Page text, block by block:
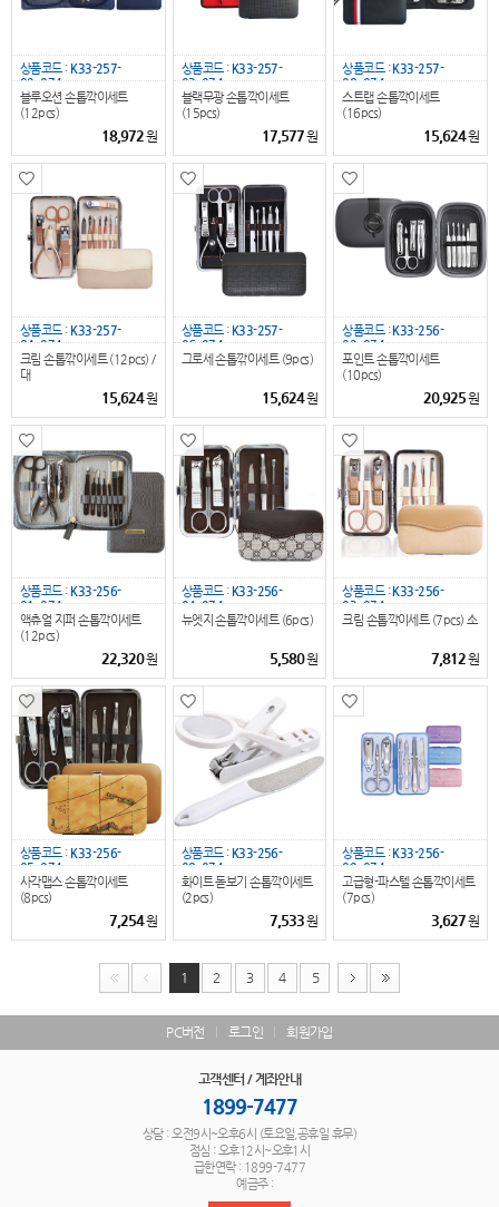
상품코드 :K33-257-
02_074
블루오션 손톱깍이세트
(12pcs)
18,972원
상품코드 :K33-257-
03_074
블랙무광 손톱깍이세트
(15pcs)
17,577원
상품코드 :K33-257-
08_074
스트랩 손톱깍이세트
(16pcs)
15,624원
상품코드 :K33-257-
04_074
크림 손톱깎이세트 (12pcs) /
대
15,624원
상품코드 :K33-257-
06_074
그로세 손톱깎이세트 (9pcs)
15,624원
상품코드 :K33-256-
02_074
포인트 손톱깍이세트
(10pcs)
20,925원
상품코드 : K33-256-
01_074
액츄얼 지퍼 손톱깍이세트
(12pcs)
22,320원
상품코드 : K33-256-
04_074
뉴엣지 손톱깍이세트 (6pcs)
5,580원
상품코드 : K33-256-
03_074
크림 손톱깍이세트 (7pcs) 소
7,812원
상품코드 :K33-256-
05_074
사각맵스 손톱깍이세트
(8pcs)
7,254원
상품코드 :K33-256-
08_074
화이트 돋보기 손톱깍이세트
(2pcs)
7,533원
상품코드 :K33-256-
09_074
고급형-파스텔 손톱깍이세트
(7pcs)
3,627원
1 2 3 4 5
PC버전 로그인 회원가입
고객센터 / 계좌안내
1899-7477
상담 : 오전9시~오후6시 (토요일,공휴일 휴무)
점심 : 오후12시~오후1시
급한연락 : 1899-7477
예금주 :